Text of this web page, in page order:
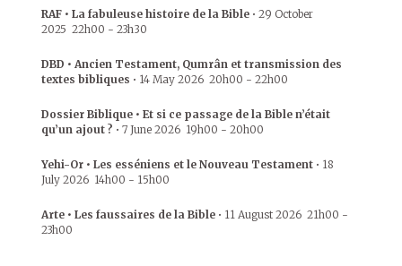
RAF • La fabuleuse histoire de la Bible • 29 October
2025 22h00 - 23h30
DBD • Ancien Testament, Qumrân et transmission des
textes bibliques • 14 May 2026 20h00 - 22h00
Dossier Biblique • Et si ce passage de la Bible n’était
qu’un ajout ? • 7 June 2026 19h00 - 20h00
Yehi-Or • Les esséniens et le Nouveau Testament • 18
July 2026 14h00 - 15h00
Arte • Les faussaires de la Bible • 11 August 2026 21h00 -
23h00